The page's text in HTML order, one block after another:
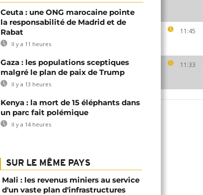
11:45
11:33
Ceuta : une ONG marocaine pointe
la responsabilité de Madrid et de
Rabat
Il y a 11 heures
Gaza : les populations sceptiques
malgré le plan de paix de Trump
Il y a 13 heures
Kenya : la mort de 15 éléphants dans
un parc fait polémique
Il y a 14 heures
SUR LE MÊME PAYS
Mali : les revenus miniers au service
d'un vaste plan d'infrastructures